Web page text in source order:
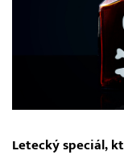
Letecký speciál,